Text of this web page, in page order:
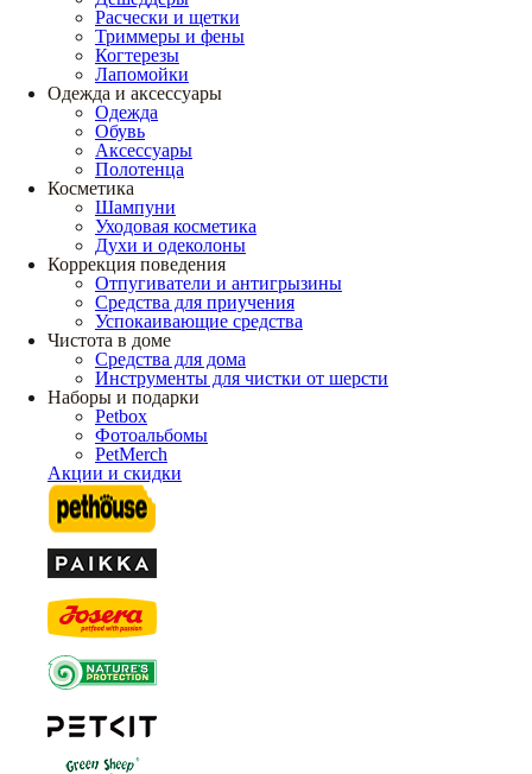
Расчески и щетки
Триммеры и фены
Когтерезы
Лапомойки
Одежда и аксессуары
Одежда
Обувь
Аксессуары
Полотенца
Косметика
Шампуни
Уходовая косметика
Духи и одеколоны
Коррекция поведения
Отпугиватели и антигрызины
Средства для приучения
Успокаивающие средства
Чистота в доме
Средства для дома
Инструменты для чистки от шерсти
Наборы и подарки
Petbox
Фотоальбомы
PetMerch
Акции и скидки